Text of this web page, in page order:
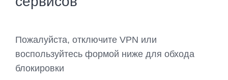
Пожалуйста, отключите VPN или
воспользуйтесь формой ниже для обхода
блокировки